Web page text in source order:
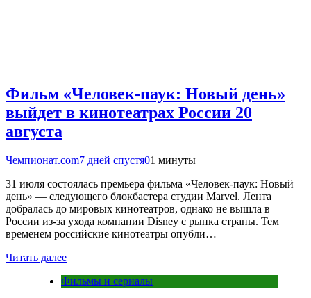
Фильм «Человек-паук: Новый день»
выйдет в кинотеатрах России 20
августа
Чемпионат.com7 дней спустя01 минуты
31 июля состоялась премьера фильма «Человек-паук: Новый
день» — следующего блокбастера студии Marvel. Лента
добралась до мировых кинотеатров, однако не вышла в
России из-за ухода компании Disney с рынка страны. Тем
временем российские кинотеатры опубли…
Читать далее
Фильмы и сериалы